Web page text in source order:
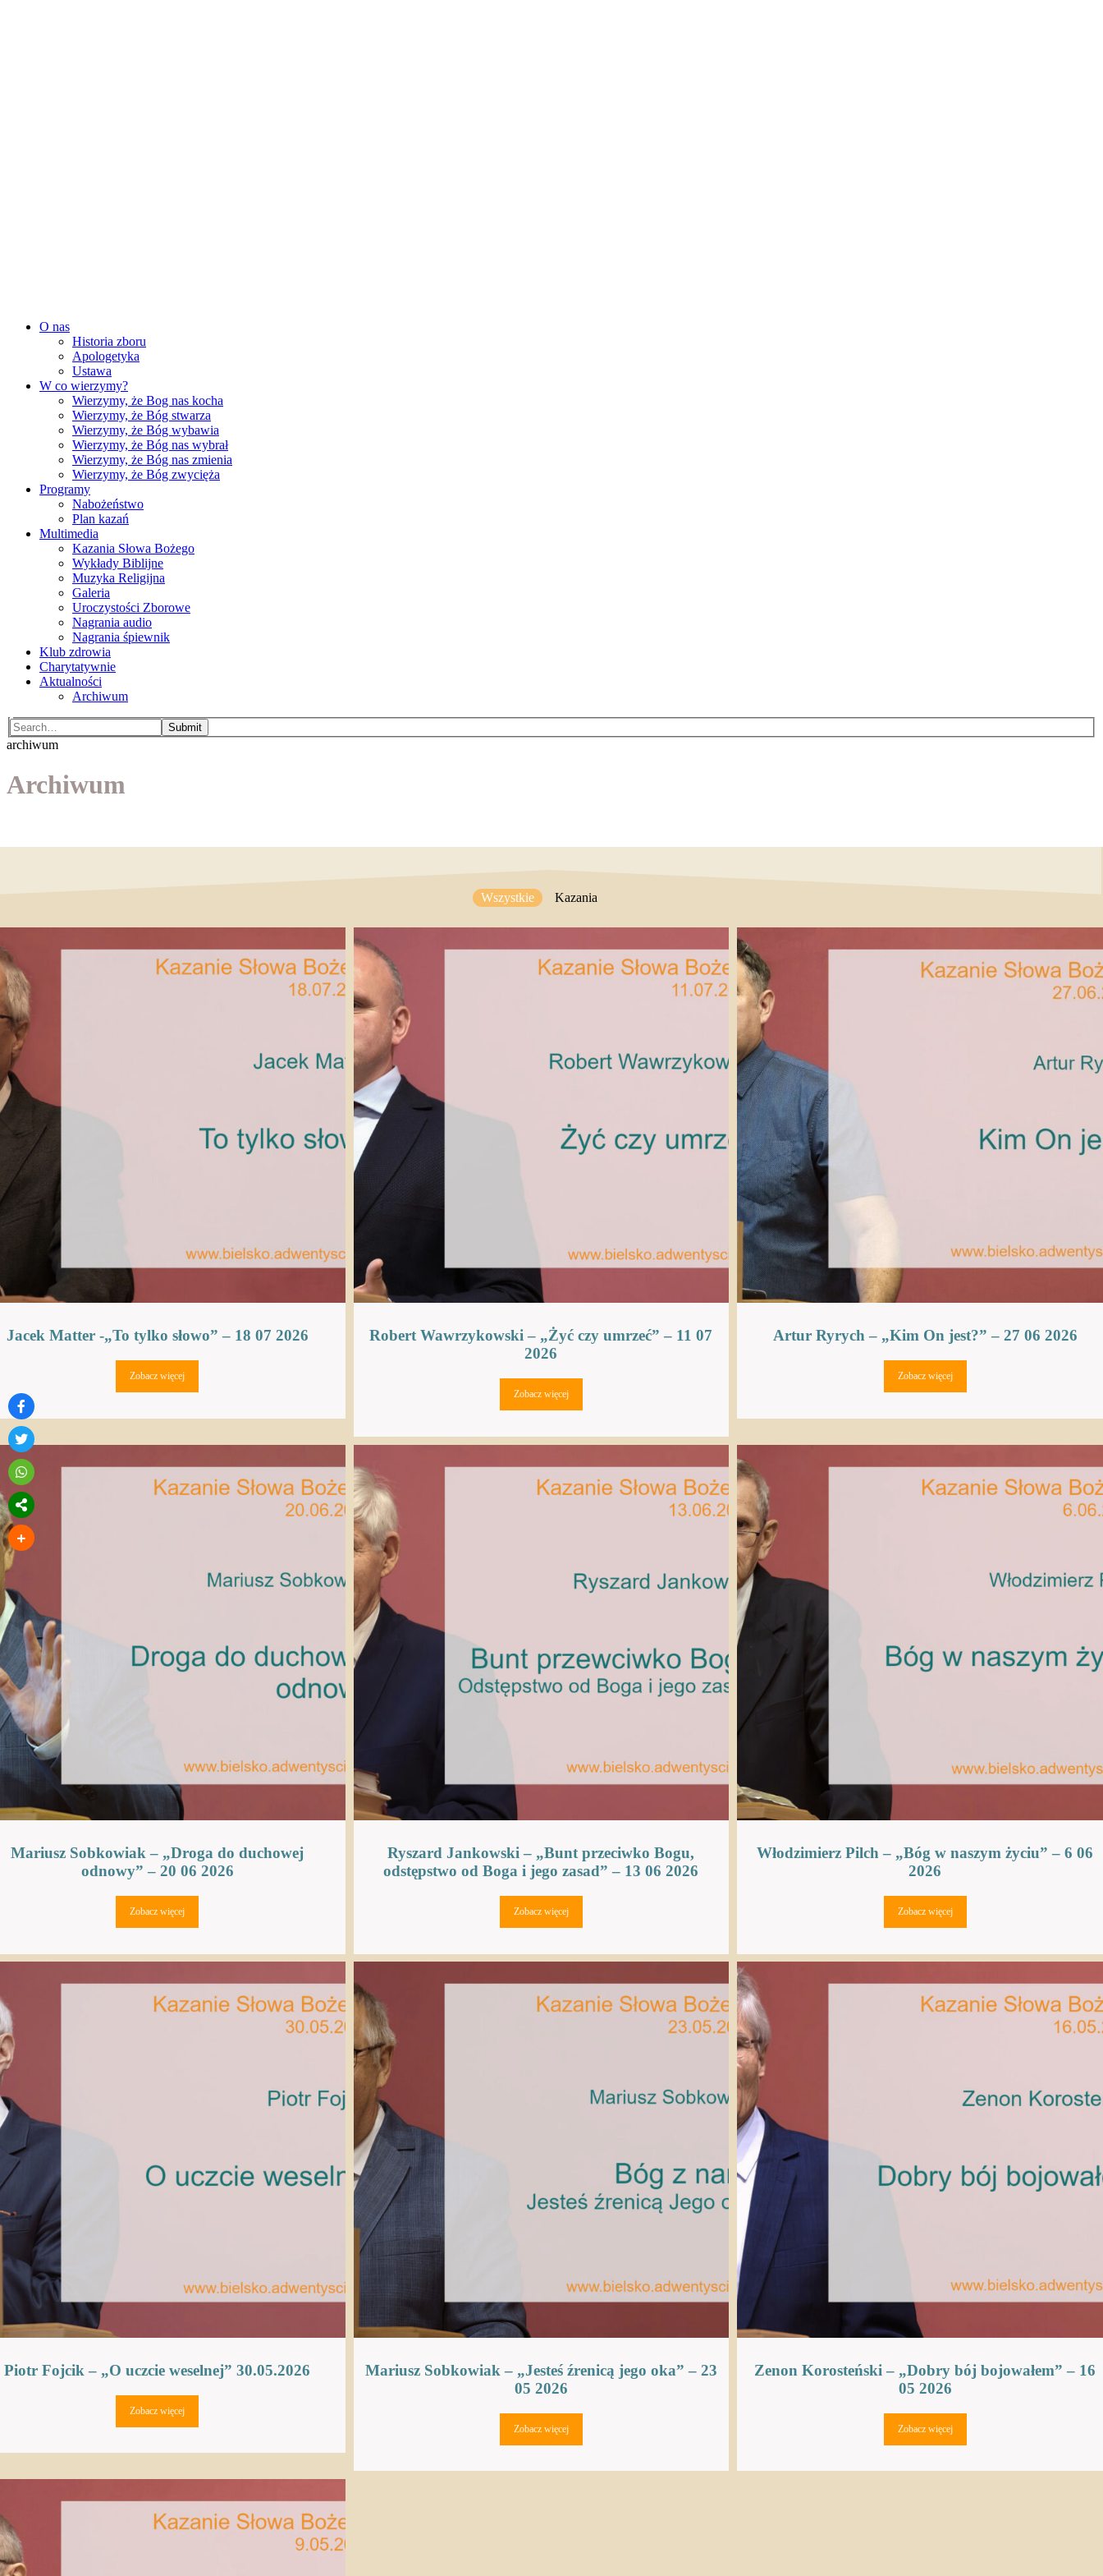
O nas
Historia zboru
Apologetyka
Ustawa
W co wierzymy?
Wierzymy, że Bog nas kocha
Wierzymy, że Bóg stwarza
Wierzymy, że Bóg wybawia
Wierzymy, że Bóg nas wybrał
Wierzymy, że Bóg nas zmienia
Wierzymy, że Bóg zwycięża
Programy
Nabożeństwo
Plan kazań
Multimedia
Kazania Słowa Bożego
Wykłady Biblijne
Muzyka Religijna
Galeria
Uroczystości Zborowe
Nagrania audio
Nagrania śpiewnik
Klub zdrowia
Charytatywnie
Aktualności
Archiwum
Submit
archiwum
Archiwum
Wszystkie Kazania
Jacek Matter -„To tylko słowo” – 18 07 2026
Zobacz więcej
Robert Wawrzykowski – „Żyć czy umrzeć” – 11 07
2026
Zobacz więcej
Artur Ryrych – „Kim On jest?” – 27 06 2026
Zobacz więcej
Mariusz Sobkowiak – „Droga do duchowej
odnowy” – 20 06 2026
Zobacz więcej
Ryszard Jankowski – „Bunt przeciwko Bogu,
odstępstwo od Boga i jego zasad” – 13 06 2026
Zobacz więcej
Włodzimierz Pilch – „Bóg w naszym życiu” – 6 06
2026
Zobacz więcej
Piotr Fojcik – „O uczcie weselnej” 30.05.2026
Zobacz więcej
Mariusz Sobkowiak – „Jesteś źrenicą jego oka” – 23
05 2026
Zobacz więcej
Zenon Korosteński – „Dobry bój bojowałem” – 16
05 2026
Zobacz więcej